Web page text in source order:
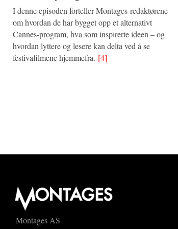
I denne episoden forteller Montages-redaktørene
om hvordan de har bygget opp et alternativt
Cannes-program, hva som inspirerte ideen – og
hvordan lyttere og lesere kan delta ved å se
festivafilmene hjemmefra. [4]
Montages AS